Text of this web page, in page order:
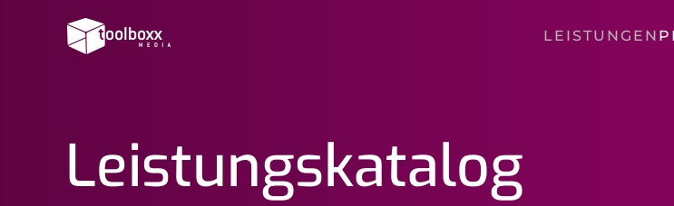
LEISTUNGEN
Leistungs­katalog